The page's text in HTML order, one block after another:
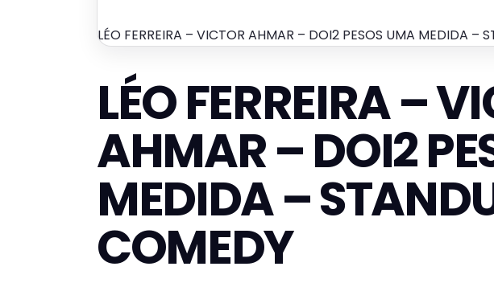
LÉO FERREIRA – VICTOR AHMAR – DOI2 PESOS UMA MEDIDA –
LÉO FERREIRA –
AHMAR – DOI2
MEDIDA –
COMEDY